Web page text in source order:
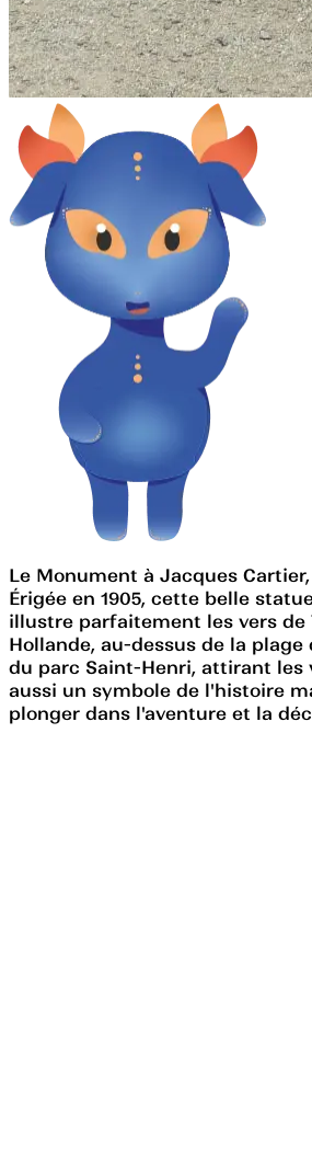
Le Monument à Jacques
Érigée en 1905, cette belle
illustre parfaitement les vers de
Hollande, au-dessus de la
du parc Saint-Henri, attirant les
aussi un symbole de l'histoire
plonger dans l'aventure et la